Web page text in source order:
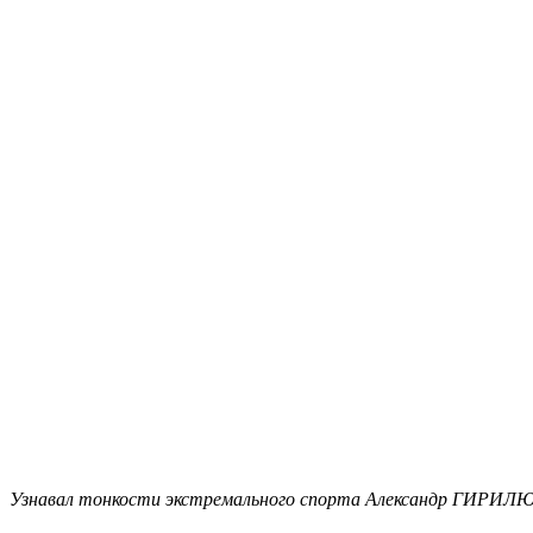
Узнавал тонкости экстремального спорта Александр